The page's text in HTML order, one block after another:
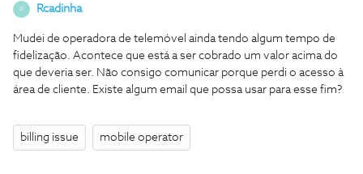
R Rcadinha
Mudei de operadora de telemóvel ainda tendo algum tempo de
fidelização. Acontece que está a ser cobrado um valor acima do
que deveria ser. Não consigo comunicar porque perdi o acesso à
área de cliente. Existe algum email que possa usar para esse fim?
billing issue mobile operator